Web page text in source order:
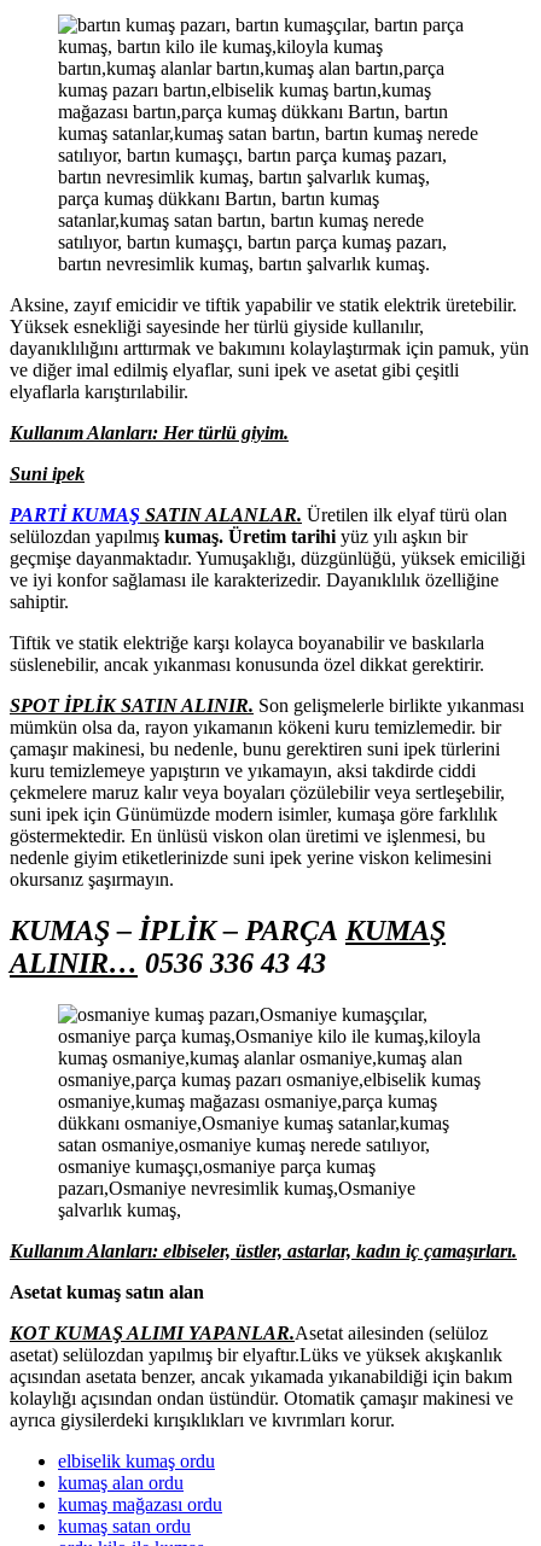
parça kumaş dükkanı Bartın, bartın kumaş
satanlar,kumaş satan bartın, bartın kumaş nerede
satılıyor, bartın kumaşçı, bartın parça kumaş pazarı,
bartın nevresimlik kumaş, bartın şalvarlık kumaş.
Aksine, zayıf emicidir ve tiftik yapabilir ve statik elektrik üretebilir.
Yüksek esnekliği sayesinde her türlü giyside kullanılır,
dayanıklılığını arttırmak ve bakımını kolaylaştırmak için pamuk, yün
ve diğer imal edilmiş elyaflar, suni ipek ve asetat gibi çeşitli
elyaflarla karıştırılabilir.
Kullanım Alanları: Her türlü giyim.
Suni ipek
PARTİ KUMAŞ SATIN ALANLAR. Üretilen ilk elyaf türü olan
selülozdan yapılmış kumaş. Üretim tarihi yüz yılı aşkın bir
geçmişe dayanmaktadır. Yumuşaklığı, düzgünlüğü, yüksek emiciliği
ve iyi konfor sağlaması ile karakterizedir. Dayanıklılık özelliğine
sahiptir.
Tiftik ve statik elektriğe karşı kolayca boyanabilir ve baskılarla
süslenebilir, ancak yıkanması konusunda özel dikkat gerektirir.
SPOT İPLİK SATIN ALINIR. Son gelişmelerle birlikte yıkanması
mümkün olsa da, rayon yıkamanın kökeni kuru temizlemedir. bir
çamaşır makinesi, bu nedenle, bunu gerektiren suni ipek türlerini
kuru temizlemeye yapıştırın ve yıkamayın, aksi takdirde ciddi
çekmelere maruz kalır veya boyaları çözülebilir veya sertleşebilir,
suni ipek için Günümüzde modern isimler, kumaşa göre farklılık
göstermektedir. En ünlüsü viskon olan üretimi ve işlenmesi, bu
nedenle giyim etiketlerinizde suni ipek yerine viskon kelimesini
okursanız şaşırmayın.
KUMAŞ – İPLİK – PARÇA KUMAŞ
ALINIR… 0536 336 43 43
Kullanım Alanları: elbiseler, üstler, astarlar, kadın iç çamaşırları.
Asetat kumaş satın alan
KOT KUMAŞ ALIMI YAPANLAR.Asetat ailesinden (selüloz
asetat) selülozdan yapılmış bir elyaftır.Lüks ve yüksek akışkanlık
açısından asetata benzer, ancak yıkamada yıkanabildiği için bakım
kolaylığı açısından ondan üstündür. Otomatik çamaşır makinesi ve
ayrıca giysilerdeki kırışıklıkları ve kıvrımları korur.
elbiselik kumaş ordu
kumaş alan ordu
kumaş mağazası ordu
kumaş satan ordu